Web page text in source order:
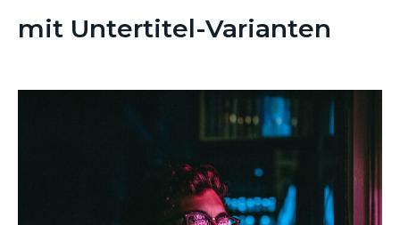
mit Untertitel-Varianten